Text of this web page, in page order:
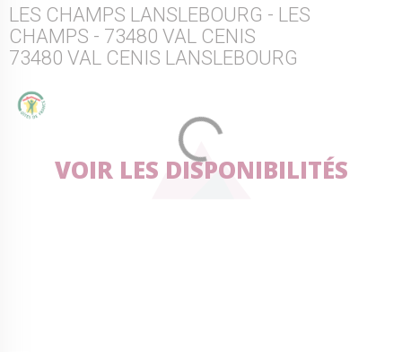
Bonneval sur arc
LES CHAMPS LANSLEBOURG - LES
CHAMPS - 73480 VAL CENIS
73480 VAL CENIS LANSLEBOURG
VOIR LES DISPONIBILITÉS